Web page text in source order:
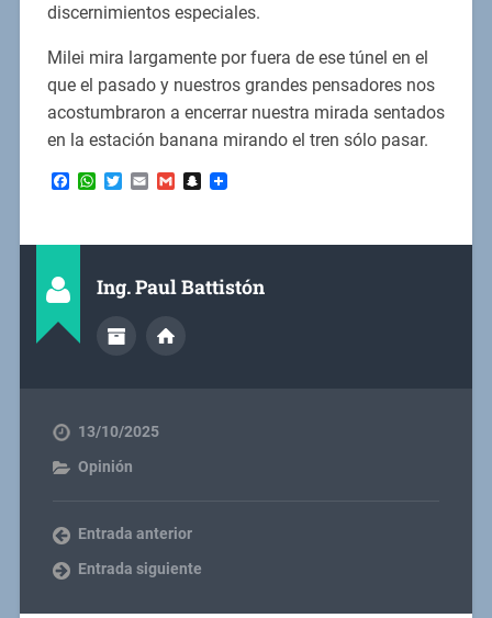
discernimientos especiales.
Milei mira largamente por fuera de ese túnel en el
que el pasado y nuestros grandes pensadores nos
acostumbraron a encerrar nuestra mirada sentados
en la estación banana mirando el tren sólo pasar.
Facebook
WhatsApp
Twitter
EmailGmailSnapchat
Ing. Paul Battistón
13/10/2025
Opinión
Entrada anterior
Entrada siguiente